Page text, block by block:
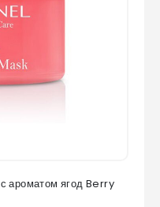
ароматом ягод Berry